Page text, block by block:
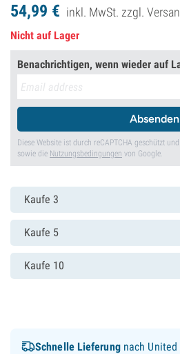
54,99 € inkl. MwSt. zzgl.
Nicht auf Lager
Benachrichtigen, wenn wieder auf
Absenden
Diese Website ist durch reCAPTCHA geschützt
sowie die Nutzungsbedingungen von Google.
Kaufe 3
Kaufe 5
Kaufe 10
Schnelle Lieferungnach United